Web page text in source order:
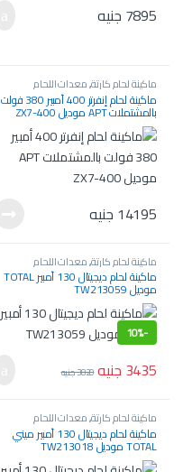
7895 جنيه
ماكينة لحام كارتة,معدات اللحام
والسمكرة ماكينة لحام إنفرتر 400 أمبير 380 فولت
بالمشتملات APT موديل ZX7-400
14195 جنيه
ماكينة لحام كارتة,معدات اللحام
والسمكرة ماكينة لحام ديجيتال 130 أمبير TOTAL
موديل TW213059
-
10%
3435 جنيه 3820جنيه
ماكينة لحام كارتة,معدات اللحام
والسمكرة ماكينة لحام ديجيتال 130 أمبير ميني
TOTAL موديل TW213018